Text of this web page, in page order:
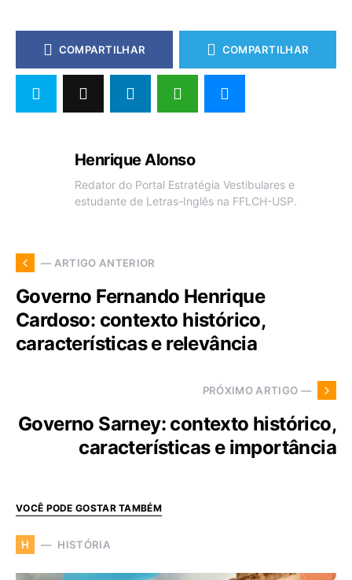
COMPARTILHAR COMPARTILHAR
Henrique Alonso
Redator do Portal Estratégia Vestibulares e
estudante de Letras-Inglês na FFLCH-USP.
— ARTIGO ANTERIOR
Governo Fernando Henrique
Cardoso: contexto histórico,
características e relevância
PRÓXIMO ARTIGO —
Governo Sarney: contexto histórico,
características e importância
VOCÊ PODE GOSTAR TAMBÉM
H HISTÓRIA